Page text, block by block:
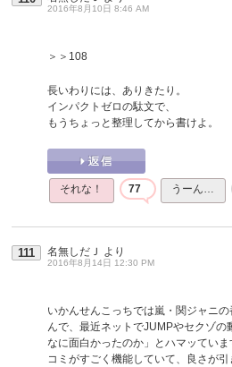
2016年8月10日 8:46 AM
＞＞108
長いわりには、ありきたり。
インパクトゼロの駄文で、
もうちょっと整理してから書けよ。
それな！ 77 うーん…
111 名無しだＪ より
2016年8月14日 12:30 PM
いかんせんこっちでは嵐・関ジャニ
んで、最近ネットでJUMPやセクゾ
なに面白かったのか」とハマッてい
コミがすごく機能していて、良さが引